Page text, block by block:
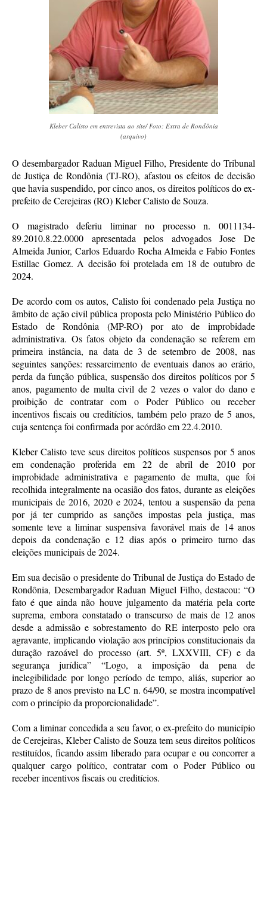
Kleber Calisto em entrevista ao site/ Foto: Extra de Rondônia
(arquivo)
O desembargador Raduan Miguel Filho, Presidente do Tribunal
de Justiça de Rondônia (TJ-RO), afastou os efeitos de decisão
que havia suspendido, por cinco anos, os direitos políticos do ex-
prefeito de Cerejeiras (RO) Kleber Calisto de Souza.
O magistrado deferiu liminar no processo n. 0011134-
89.2010.8.22.0000 apresentada pelos advogados Jose De
Almeida Junior, Carlos Eduardo Rocha Almeida e Fabio Fontes
Estillac Gomez. A decisão foi protelada em 18 de outubro de
2024.
De acordo com os autos, Calisto foi condenado pela Justiça no
âmbito de ação civil pública proposta pelo Ministério Público do
Estado de Rondônia (MP-RO) por ato de improbidade
administrativa. Os fatos objeto da condenação se referem em
primeira instância, na data de 3 de setembro de 2008, nas
seguintes sanções: ressarcimento de eventuais danos ao erário,
perda da função pública, suspensão dos direitos políticos por 5
anos, pagamento de multa civil de 2 vezes o valor do dano e
proibição de contratar com o Poder Público ou receber
incentivos fiscais ou creditícios, também pelo prazo de 5 anos,
cuja sentença foi confirmada por acórdão em 22.4.2010.
Kleber Calisto teve seus direitos políticos suspensos por 5 anos
em condenação proferida em 22 de abril de 2010 por
improbidade administrativa e pagamento de multa, que foi
recolhida integralmente na ocasião dos fatos, durante as eleições
municipais de 2016, 2020 e 2024, tentou a suspensão da pena
por já ter cumprido as sanções impostas pela justiça, mas
somente teve a liminar suspensiva favorável mais de 14 anos
depois da condenação e 12 dias após o primeiro turno das
eleições municipais de 2024.
Em sua decisão o presidente do Tribunal de Justiça do Estado de
Rondônia, Desembargador Raduan Miguel Filho, destacou: “O
fato é que ainda não houve julgamento da matéria pela corte
suprema, embora constatado o transcurso de mais de 12 anos
desde a admissão e sobrestamento do RE interposto pelo ora
agravante, implicando violação aos princípios constitucionais da
duração razoável do processo (art. 5º, LXXVIII, CF) e da
segurança jurídica” “Logo, a imposição da pena de
inelegibilidade por longo período de tempo, aliás, superior ao
prazo de 8 anos previsto na LC n. 64/90, se mostra incompatível
com o princípio da proporcionalidade”.
Com a liminar concedida a seu favor, o ex-prefeito do município
de Cerejeiras, Kleber Calisto de Souza tem seus direitos políticos
restituídos, ficando assim liberado para ocupar e ou concorrer a
qualquer cargo político, contratar com o Poder Público ou
receber incentivos fiscais ou creditícios.